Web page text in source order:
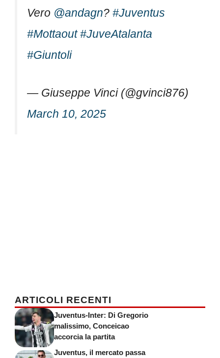
Vero @andagn? #Juventus
#Mottaout #JuveAtalanta
#Giuntoli
— Giuseppe Vinci (@gvinci876)
March 10, 2025
ARTICOLI RECENTI
Juventus-Inter: Di Gregorio
malissimo, Conceicao
accorcia la partita
Juventus, il mercato passa